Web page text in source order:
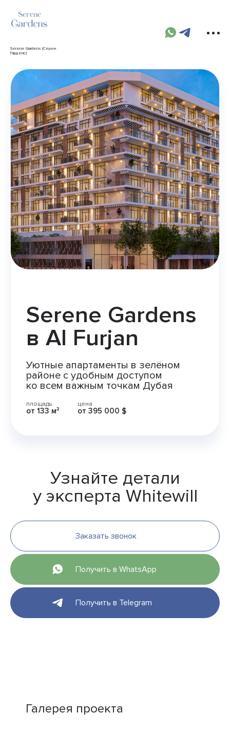
Serene Gardens (Серен
Гарденс)
Serene Gardens
в Al Furjan
Уютные апартаменты в зелёном
районе с удобным доступом
ко всем важным точкам Дубая
площадь
от 133 м²
цена
от 395 000 $
Узнайте детали
у эксперта Whitewill
Заказать звонок
Получить в WhatsApp
Получить в Telegram
Галерея проекта